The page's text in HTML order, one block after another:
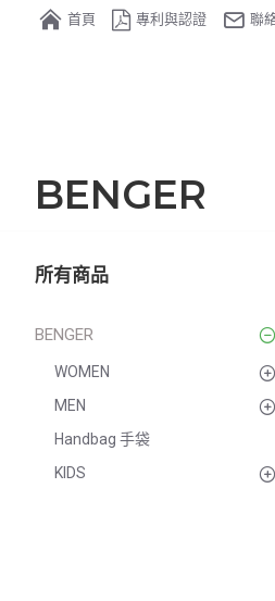
首頁 專利與認證 聯
BENGER
所有商品
BENGER
WOMEN
MEN
Handbag 手袋
KIDS